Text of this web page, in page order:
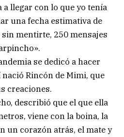
a llegar con lo que yo tenía
una fecha estimativa de
sin mentirte, 250 mensajes
se dedicó a hacer
Rincón de Mimi, que
creaciones.
describió que el que ella
viene con la boina, la
un corazón atrás, el mate y